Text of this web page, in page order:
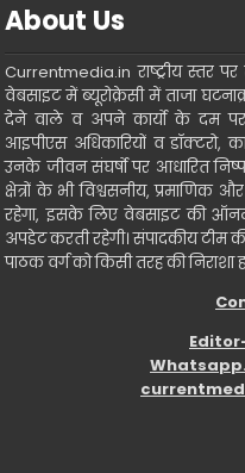
About Us
Currentmedia.in राष्ट्रीय स्तर
वेबसाइट में ब्यूरोक्रेसी में ताजा
देने वाले व अपने कार्यो के दम
आइपीएस अधिकारियों व डॉक्टरो,
उनके जीवन संघर्षो पर आधारित
क्षेत्रों के भी विश्वसनीय, प्रमाणिक
रहेगा, इसके लिए वेबसाइट की
अपडेट करती रहेगी। संपादकीय
पाठक वर्ग को किसी तरह की निराशा